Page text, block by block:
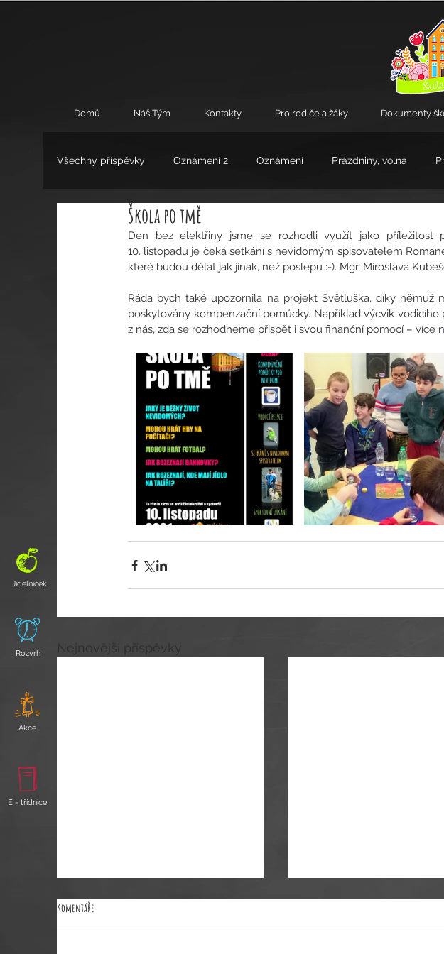
Domů Náš Tým Kontakty Pro rodiče a žáky Dokumenty
Jídelníček
Rozvrh
Akce
E - třídnice
Všechny příspěvky Oznámení 2 Oznámení Prázdniny, volna
Výchovné poradenství
Škola po tmě
Den bez elektřiny jsme se rozhodli využít jako příležitost
10. listopadu je čeká setkání s nevidomým spisovatelem
které budou dělat jak jinak, než poslepu :-). Mgr. Miroslava
Ráda bych také upozornila na projekt Světluška, díky
poskytovány kompenzační pomůcky. Například výcvik vodicího
z nás, zda se rozhodneme přispět i svou finanční pomocí – více
Nejnovější příspěvky
Komentáře